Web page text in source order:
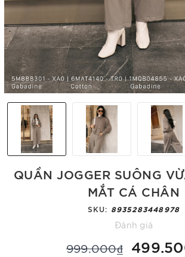
QUẦN JOGGER SUÔNG
MẮT CÁ CHÂN
SKU: 8935283448978
Đánh giá
999.000₫